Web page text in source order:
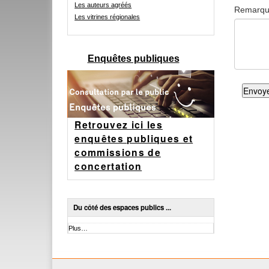
Les auteurs agréés
Les vitrines régionales
Enquêtes publiques
Retrouvez ici les
enquêtes publiques et
commissions de
concertation
Du côté des espaces publics ...
Du
Plus…